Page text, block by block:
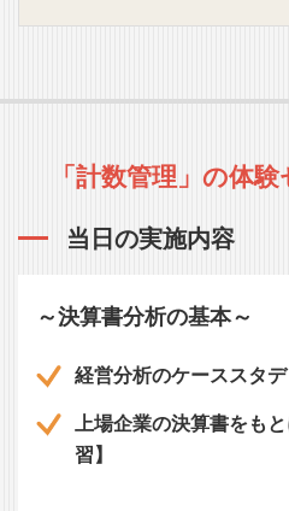
「計数管理」の体
当日の実施内容
～決算書分析の基本～
経営分析のケーススタデ
上場企業の決算書をも
習】